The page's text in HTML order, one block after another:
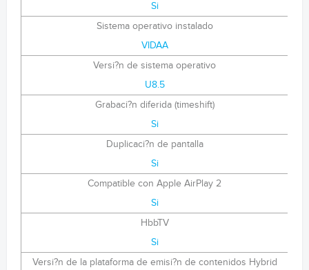
Si
Sistema operativo instalado
VIDAA
Versi?n de sistema operativo
U8.5
Grabaci?n diferida (timeshift)
Si
Duplicaci?n de pantalla
Si
Compatible con Apple AirPlay 2
Si
HbbTV
Si
Versi?n de la plataforma de emisi?n de contenidos Hybrid